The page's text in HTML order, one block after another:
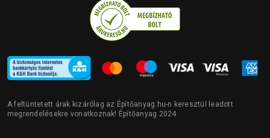
A feltüntetett árak kizárólag az Építőanyag.hu-n keresztül leadott
megrendelésekre vonatkoznak! Építőanyag 2024